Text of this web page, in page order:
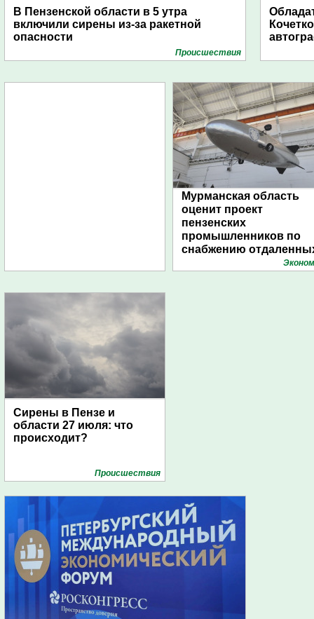
В Пензенской области в 5 утра
включили сирены из-за ракетной
опасности
Проиcшествия
Мурманская область
оценит проект
пензенских
промышленников по
снабжению
поселений с помощью
Сирены в Пензе и
области 27 июля: что
происходит?
Проиcшествия